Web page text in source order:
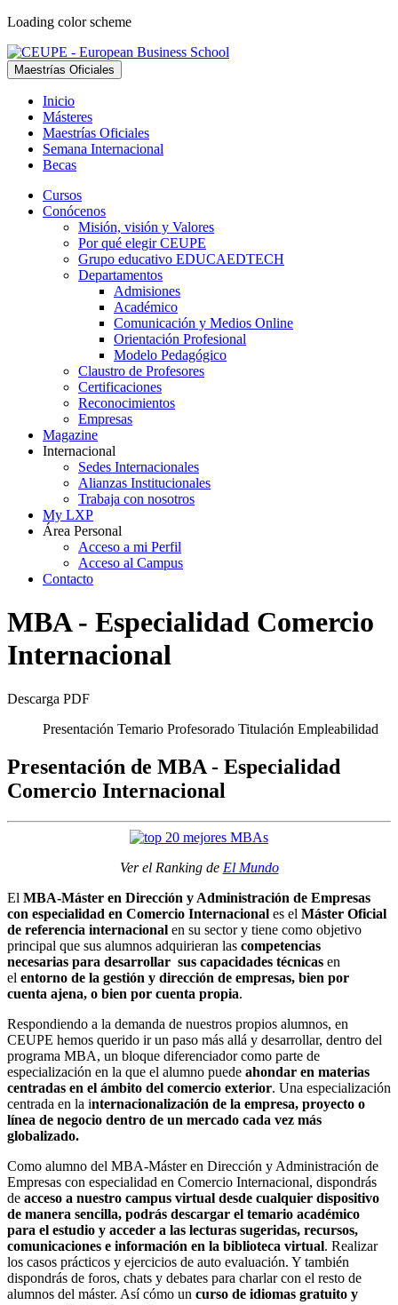
Loading color scheme
Maestrías Oficiales
Inicio
Másteres
Maestrías Oficiales
Semana Internacional
Becas
Cursos
Conócenos
Misión, visión y Valores
Por qué elegir CEUPE
Grupo educativo EDUCAEDTECH
Departamentos
Admisiones
Académico
Comunicación y Medios Online
Orientación Profesional
Modelo Pedagógico
Claustro de Profesores
Certificaciones
Reconocimientos
Empresas
Magazine
Internacional
Sedes Internacionales
Alianzas Institucionales
Trabaja con nosotros
My LXP
Área Personal
Acceso a mi Perfil
Acceso al Campus
Contacto
MBA - Especialidad Comercio
Internacional
Descarga PDF
Presentación Temario Profesorado Titulación Empleabilidad
Presentación de MBA - Especialidad
Comercio Internacional
Ver el Ranking de El Mundo
El MBA-Máster en Dirección y Administración de Empresas
con especialidad en Comercio Internacional es el Máster Oficial
de referencia internacional en su sector y tiene como objetivo
principal que sus alumnos adquirieran las competencias
necesarias para desarrollar sus capacidades técnicas en
el entorno de la gestión y dirección de empresas, bien por
cuenta ajena, o bien por cuenta propia.
Respondiendo a la demanda de nuestros propios alumnos, en
CEUPE hemos querido ir un paso más allá y desarrollar, dentro del
programa MBA, un bloque diferenciador como parte de
especialización en la que el alumno puede ahondar en materias
centradas en el ámbito del comercio exterior. Una especialización
centrada en la internacionalización de la empresa, proyecto o
línea de negocio dentro de un mercado cada vez más
globalizado.
Como alumno del MBA-Máster en Dirección y Administración de
Empresas con especialidad en Comercio Internacional, dispondrás
de acceso a nuestro campus virtual desde cualquier dispositivo
de manera sencilla, podrás descargar el temario académico
para el estudio y acceder a las lecturas sugeridas, recursos,
comunicaciones e información en la biblioteca virtual. Realizar
los casos prácticos y ejercicios de auto evaluación. Y también
dispondrás de foros, chats y debates para charlar con el resto de
alumnos del máster. Así cómo un curso de idiomas gratuito y